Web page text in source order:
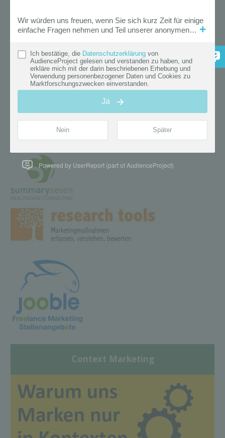
Context Marketing
Powered by UserReport (part of AudienceProject)